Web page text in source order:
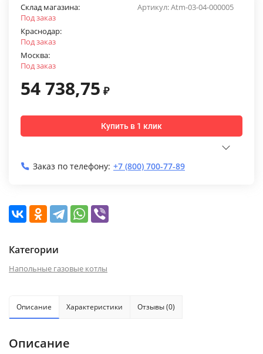
Артикул:Atm-03-04-000005
Склад магазина:
Под заказ
Краснодар:
Под заказ
Москва:
Под заказ
54 738,75 ₽
Купить в 1 клик
Заказ по телефону: +7 (800) 700-77-89
Категории
Напольные газовые котлы
Описание Характеристики Отзывы (0)
Описание